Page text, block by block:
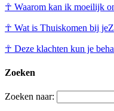
☥ Waarom kan ik moeilijk
☥ Wat is Thuiskomen bij
☥ Deze klachten kun je
Zoeken
Zoeken naar: